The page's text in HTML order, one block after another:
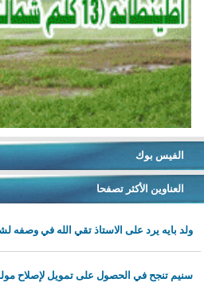
الفيس بوك
العناوين الأكثر تصفحا
ولد بايه يرد على الاستاذ تقي الله في وصفه
سنيم تنجح في الحصول على تمويل لإصلاح